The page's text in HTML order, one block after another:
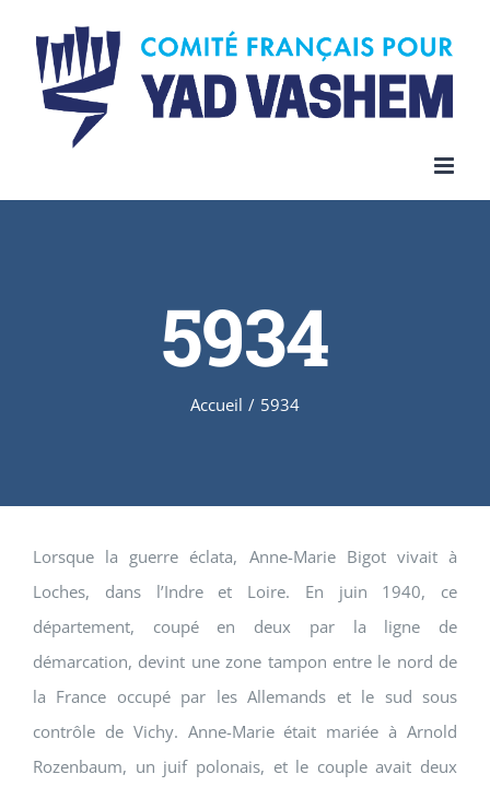
content
5934
Accueil / 5934
Lorsque la guerre éclata, Anne-Marie Bigot vivait à
Loches, dans l’Indre et Loire. En juin 1940, ce
département, coupé en deux par la ligne de
démarcation, devint une zone tampon entre le nord de
la France occupé par les Allemands et le sud sous
contrôle de Vichy. Anne-Marie était mariée à Arnold
Rozenbaum, un juif polonais, et le couple avait deux